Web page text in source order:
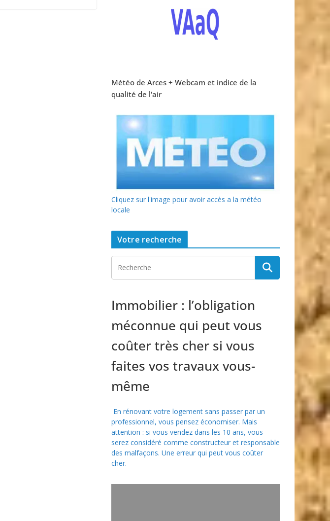
Météo de Arces + Webcam et indice de la
qualité de l'air
Cliquez sur l'image pour avoir accès a la météo
locale
Votre recherche
Immobilier : l’obligation
méconnue qui peut vous
coûter très cher si vous
faites vos travaux vous-
même
En rénovant votre logement sans passer par un
professionnel, vous pensez économiser. Mais
attention : si vous vendez dans les 10 ans, vous
serez considéré comme constructeur et responsable
des malfaçons. Une erreur qui peut vous coûter
cher.